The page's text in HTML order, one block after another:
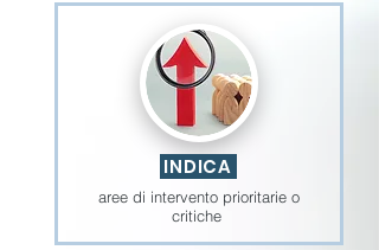
INDICA
aree di intervento prioritarie o
critiche